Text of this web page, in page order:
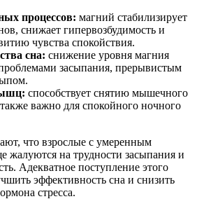
процессов: магний стабилизирует
снижает гипервозбудимость и
чувства спокойствия.
сна: снижение уровня магния
засыпания, прерывистым
способствует снятию мышечного
важно для спокойного ночного
что взрослые с умеренным
жалуются на трудности засыпания и
Адекватное поступление этого
эффективность сна и снизить
стресса.